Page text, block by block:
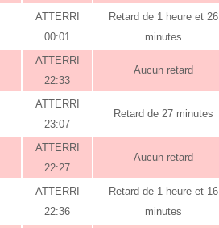
ATTERRI
00:01
Retard de 1 heure et 26
minutes
ATTERRI
22:33
Aucun retard
ATTERRI
23:07
Retard de 27 minutes
ATTERRI
22:27
Aucun retard
ATTERRI
22:36
Retard de 1 heure et 16
minutes